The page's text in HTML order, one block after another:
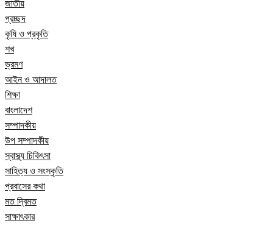
জাতীয়
প্রচ্ছদ
কৃষি ও প্রকৃতি
শখ
ভ্রমণ
আইন ও আদালত
শিক্ষা
বাংলাদেশ
সম্পাদকীয়
উপ সম্পাদকীয়
স্বাস্থ্য চিকিৎসা
সাহিত্য ও সংস্কৃতি
প্রবাসের কথা
মত দ্বিমত
সাক্ষাৎকার